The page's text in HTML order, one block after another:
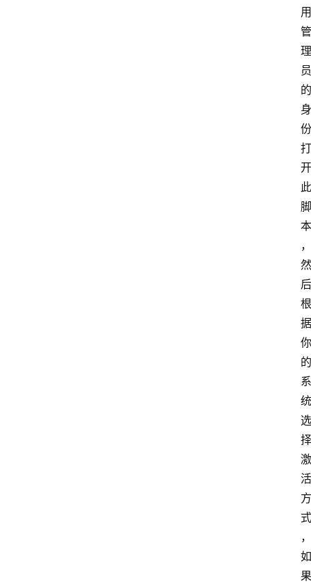
用
管
理
员
的
身
份
打
开
此
脚
本
，
然
后
根
据
你
的
系
统
选
择
激
活
方
式
，
如
果